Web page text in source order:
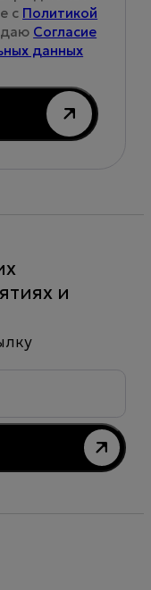
с Политикой
Согласие
данных
и